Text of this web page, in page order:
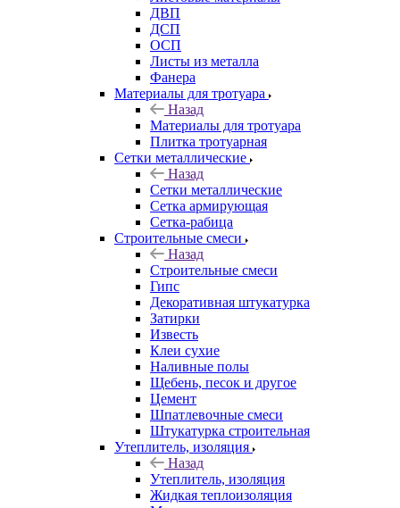
ДВП
ДСП
ОСП
Листы из металла
Фанера
Материалы для тротуара
Назад
Материалы для тротуара
Плитка тротуарная
Сетки металлические
Назад
Сетки металлические
Сетка армирующая
Сетка-рабица
Строительные смеси
Назад
Строительные смеси
Гипс
Декоративная штукатурка
Затирки
Известь
Клеи сухие
Наливные полы
Щебень, песок и другое
Цемент
Шпатлевочные смеси
Штукатурка строительная
Утеплитель, изоляция
Назад
Утеплитель, изоляция
Жидкая теплоизоляция